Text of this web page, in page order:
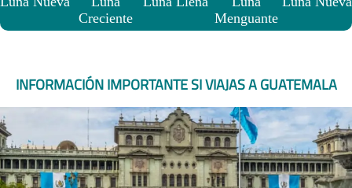
Creciente
Menguante
INFORMACIÓN IMPORTANTE SI VIAJAS A GUATEMALA